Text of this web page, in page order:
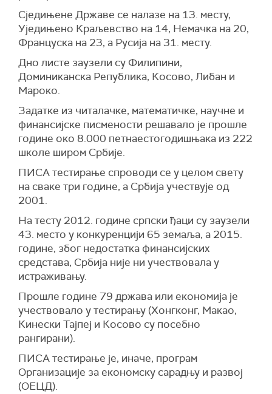
Сједињене Државе се налазе на 13. месту,
Уједињено Краљевство на 14, Немачка на 20,
Француска на 23, а Русија на 31. месту.
Дно листе заузели су Филипини,
Доминиканска Република, Косово, Либан и
Мароко.
Задатке из читалачке, математичке, научне и
финансијске писмености решавало је прошле
године око 8.000 петнаестогодишњака из 222
школе широм Србије.
ПИСА тестирање спроводи се у целом свету
на сваке три године, а Србија учествује од
2001.
На тесту 2012. године српски ђаци су заузели
43. место у конкуренцији 65 земаља, а 2015.
године, због недостатка финансијских
средстава, Србија није ни учествовала у
истраживању.
Прошле године 79 држава или економија је
учествовало у тестирању (Хонгконг, Макао,
Кинески Тајпеј и Косово су посебно
рангирани).
ПИСА тестирање је, иначе, програм
Организације за економску сарадњу и развој
(ОЕЦД).